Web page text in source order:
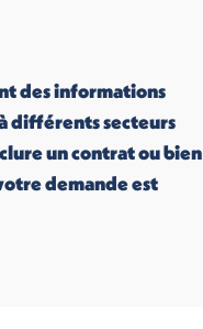
des informations
différents secteurs
un contrat ou bien
demande est